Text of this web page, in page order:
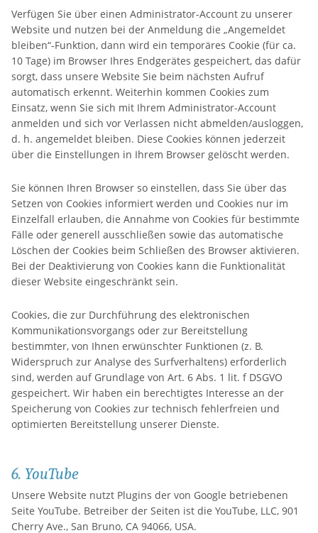
Verfügen Sie über einen Administrator-Account zu unserer
Website und nutzen bei der Anmeldung die „Angemeldet
bleiben“-Funktion, dann wird ein temporäres Cookie (für ca.
10 Tage) im Browser Ihres Endgerätes gespeichert, das dafür
sorgt, dass unsere Website Sie beim nächsten Aufruf
automatisch erkennt. Weiterhin kommen Cookies zum
Einsatz, wenn Sie sich mit Ihrem Administrator-Account
anmelden und sich vor Verlassen nicht abmelden/ausloggen,
d. h. angemeldet bleiben. Diese Cookies können jederzeit
über die Einstellungen in Ihrem Browser gelöscht werden.
Sie können Ihren Browser so einstellen, dass Sie über das
Setzen von Cookies informiert werden und Cookies nur im
Einzelfall erlauben, die Annahme von Cookies für bestimmte
Fälle oder generell ausschließen sowie das automatische
Löschen der Cookies beim Schließen des Browser aktivieren.
Bei der Deaktivierung von Cookies kann die Funktionalität
dieser Website eingeschränkt sein.
Cookies, die zur Durchführung des elektronischen
Kommunikationsvorgangs oder zur Bereitstellung
bestimmter, von Ihnen erwünschter Funktionen (z. B.
Widerspruch zur Analyse des Surfverhaltens) erforderlich
sind, werden auf Grundlage von Art. 6 Abs. 1 lit. f DSGVO
gespeichert. Wir haben ein berechtigtes Interesse an der
Speicherung von Cookies zur technisch fehlerfreien und
optimierten Bereitstellung unserer Dienste.
6. YouTube
Unsere Website nutzt Plugins der von Google betriebenen
Seite YouTube. Betreiber der Seiten ist die YouTube, LLC, 901
Cherry Ave., San Bruno, CA 94066, USA.